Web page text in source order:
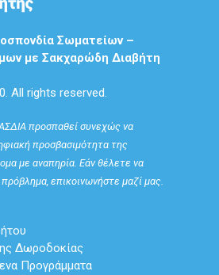
Σωματείων –
με Σακχαρώδη Διαβήτη
All rights reserved.
προσπαθεί συνεχώς να
προσβασιμότητα της
με αναπηρία. Εάν θέλετε να
επικοινωνήστε μαζί μας.
Δωροδοκίας
Προγράμματα